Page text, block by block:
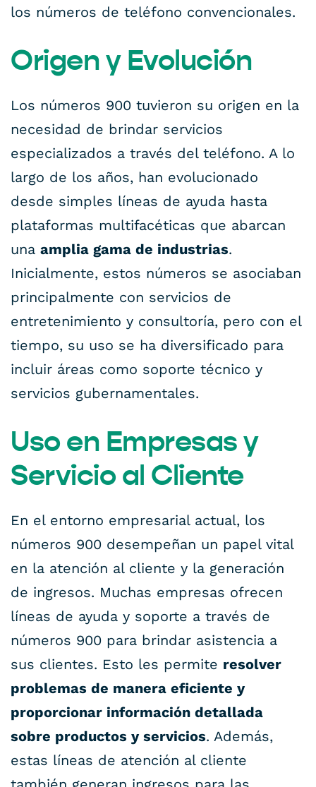
los números de teléfono convencionales.
Origen y Evolución
Los números 900 tuvieron su origen en la
necesidad de brindar servicios
especializados a través del teléfono. A lo
largo de los años, han evolucionado
desde simples líneas de ayuda hasta
plataformas multifacéticas que abarcan
una amplia gama de industrias.
Inicialmente, estos números se asociaban
principalmente con servicios de
entretenimiento y consultoría, pero con el
tiempo, su uso se ha diversificado para
incluir áreas como soporte técnico y
servicios gubernamentales.
Uso en Empresas y
Servicio al Cliente
En el entorno empresarial actual, los
números 900 desempeñan un papel vital
en la atención al cliente y la generación
de ingresos. Muchas empresas ofrecen
líneas de ayuda y soporte a través de
números 900 para brindar asistencia a
sus clientes. Esto les permite resolver
problemas de manera eficiente y
proporcionar información detallada
sobre productos y servicios. Además,
estas líneas de atención al cliente